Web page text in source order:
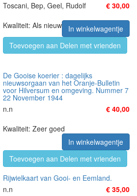
Toscani, Bep, Geel, Rudolf
€ 30,00
Kwaliteit: Als nieuw
In winkelwagentje
Toevoegen aan Delen met vrienden
De Gooise koerier : dagelijks
nieuwsorgaan van het Oranje-Bulletin
voor Hilversum en omgeving. Nummer 7
22 November 1944
n.n
€ 40,00
Kwaliteit: Zeer goed
In winkelwagentje
Toevoegen aan Delen met vrienden
Rijwielkaart van Gooi- en Eemland.
n.n
€ 35,00